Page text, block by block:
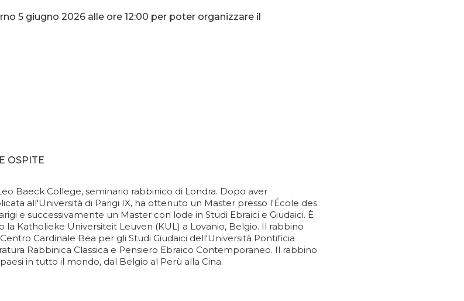
5 giugno 2026 alle ore 12:00 per poter organizzare il
OSPITE
Baeck College, seminario rabbinico di Londra. Dopo aver
all'Università di Parigi IX, ha ottenuto un Master presso l'École des
e successivamente un Master con lode in Studi Ebraici e Giudaici. È
la Katholieke Universiteit Leuven (KUL) a Lovanio, Belgio. Il rabbino
Cardinale Bea per gli Studi Giudaici dell'Università Pontificia
Rabbinica Classica e Pensiero Ebraico Contemporaneo. Il rabbino
in tutto il mondo, dal Belgio al Perù alla Cina.